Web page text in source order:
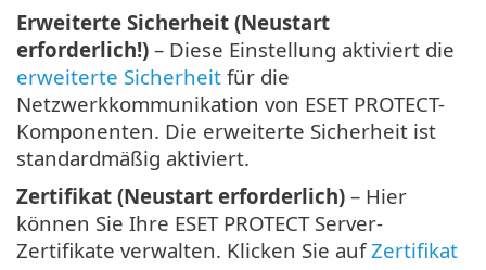
Erweiterte Sicherheit (Neustart
erforderlich!) – Diese Einstellung aktiviert die
erweiterte Sicherheit für die
Netzwerkkommunikation von ESET PROTECT-
Komponenten. Die erweiterte Sicherheit ist
standardmäßig aktiviert.
Zertifikat (Neustart erforderlich) – Hier
können Sie Ihre ESET PROTECT Server-
Zertifikate verwalten. Klicken Sie aufZertifikat